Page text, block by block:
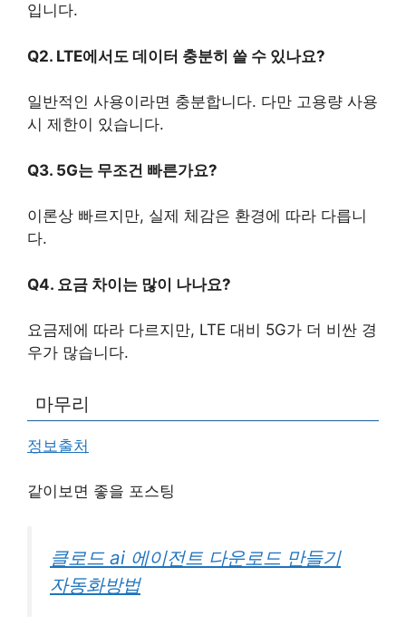
입니다.
Q2. LTE에서도 데이터 충분히 쓸 수 있나요?
일반적인 사용이라면 충분합니다. 다만 고용량 사용
시 제한이 있습니다.
Q3. 5G는 무조건 빠른가요?
이론상 빠르지만, 실제 체감은 환경에 따라 다릅니
다.
Q4. 요금 차이는 많이 나나요?
요금제에 따라 다르지만, LTE 대비 5G가 더 비싼 경
우가 많습니다.
마무리
정보출처
같이보면 좋을 포스팅
클로드 ai 에이전트 다운로드 만들기
자동화방법